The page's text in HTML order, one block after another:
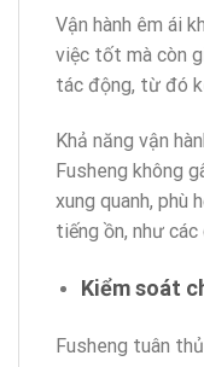
Vận hành êm ái
việc tốt mà còn
tác động, từ đó
Khả năng vận
Fusheng không
xung quanh, phù
tiếng ồn, như
Kiểm soát
Fusheng tuân